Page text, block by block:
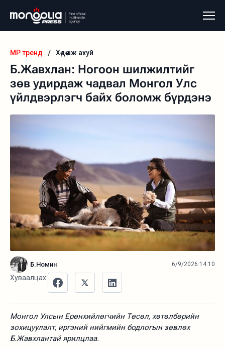
MP тренд / Хөдөө аж ахуй
Б.Жавхлан: Ногоон шилжилтийг
зөв удирдаж чадвал Монгол Улс
үйлдвэрлэгч байх боломж бүрдэнэ
Б.Номин 6/9/2026 14:10
Хуваалцах:
Монгол Улсын Ерөнхийлөгчийн Төсөл, хөтөлбөрийн
зохицуулалт, иргэний нийгмийн бодлогын зөвлөх
Б.Жавхлантай ярилцлаа.